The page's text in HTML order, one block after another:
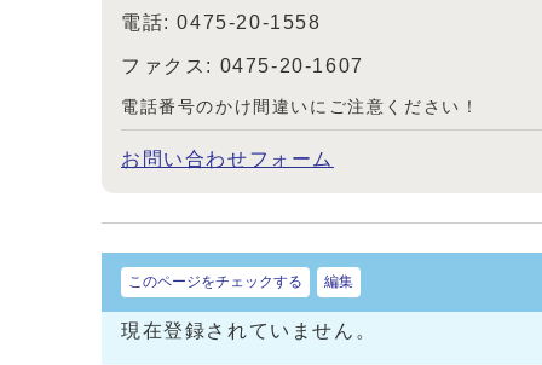
電話: 0475-20-1558
ファクス: 0475-20-1607
電話番号のかけ間違いにご注意ください！
お問い合わせフォーム
このページをチェックする 編集
現在登録されていません。